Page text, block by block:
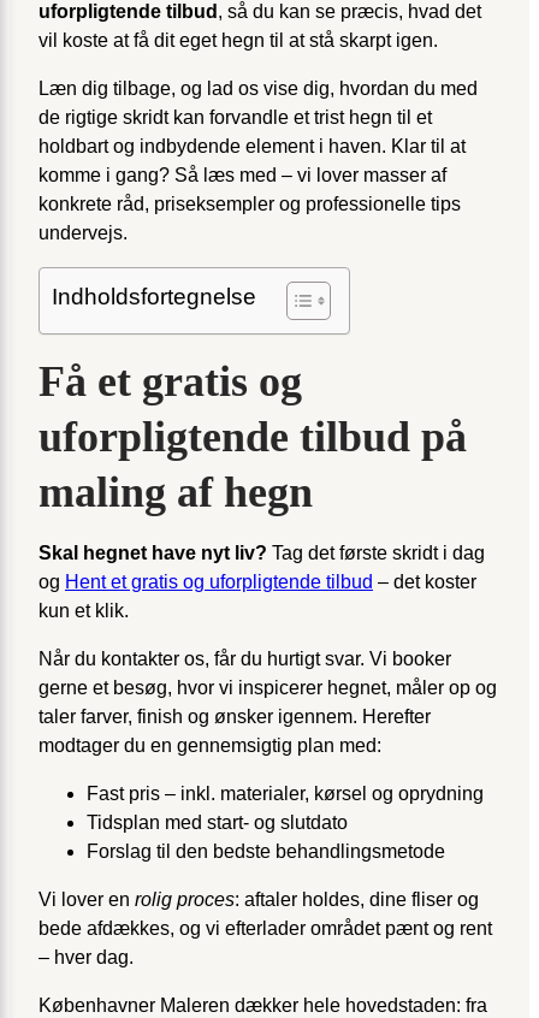
uforpligtende tilbud , så du kan se præcis, hvad det
vil koste at få dit eget hegn til at stå skarpt igen.
Læn dig tilbage, og lad os vise dig, hvordan du med
de rigtige skridt kan forvandle et trist hegn til et
holdbart og indbydende element i haven. Klar til at
komme i gang? Så læs med – vi lover masser af
konkrete råd, priseksempler og professionelle tips
undervejs.
Indholdsfortegnelse
Få et gratis og
uforpligtende tilbud på
maling af hegn
Skal hegnet have nyt liv? Tag det første skridt i dag
og Hent et gratis og uforpligtende tilbud – det koster
kun et klik.
Når du kontakter os, får du hurtigt svar. Vi booker
gerne et besøg, hvor vi inspicerer hegnet, måler op og
taler farver, finish og ønsker igennem. Herefter
modtager du en gennemsigtig plan med:
Fast pris – inkl. materialer, kørsel og oprydning
Tidsplan med start- og slutdato
Forslag til den bedste behandlingsmetode
Vi lover en rolig proces: aftaler holdes, dine fliser og
bede afdækkes, og vi efterlader området pænt og rent
– hver dag.
Københavner Maleren dækker hele hovedstaden: fra